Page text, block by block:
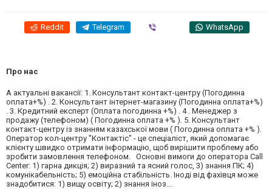
Reddit Telegram WhatsApp
Про нас
А актуальні вакансії: 1. Консультант контакт-центру (Погодинна
оплата+%) . 2. Консультант інтернет-магазину (Погодинна оплата+%)
. 3. Кредитний експерт (Оплата погодинна +%) . 4 . Менеджер з
продажу (телефоном) ( Погодинна оплата +% ). 5. Консультант
контакт-центру із знанням казахської мови ( Погодинна оплата +% ).
Оператор кол-центру "Контактіс" - це спеціаліст, який допомагає
клієнту швидко отримати інформацію, щоб вирішити проблему або
зробити замовлення телефоном. Основні вимоги до оператора Call
Center: 1) гарна дикція; 2) виразний та ясний голос, 3) знання ПК; 4)
комунікабельність; 5) емоційна стабільність. Іноді від фахівця може
знадобитися: 1) вищу освіту; 2) знання іноз...